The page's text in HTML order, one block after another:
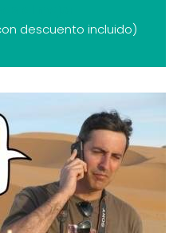
descuento incluido)